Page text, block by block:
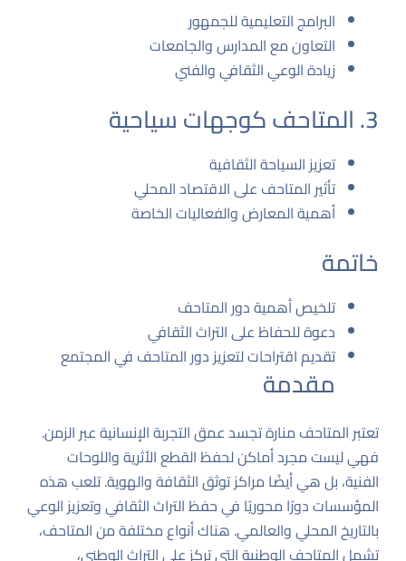
البرامج التعليمية للجمهور
التعاون مع المدارس والجامعات
زيادة الوعي الثقافي والفني
3. المتاحف كوجهات سياحية
تعزيز السياحة الثقافية
تأثير المتاحف على الاقتصاد المحلي
أهمية المعارض والفعاليات الخاصة
خاتمة
تلخيص أهمية دور المتاحف
دعوة للحفاظ على التراث الثقافي
تقديم اقتراحات لتعزيز دور المتاحف في المجتمع
مقدمة
تعتبر المتاحف منارة تجسد عمق التجربة الإنسانية عبر الزمن.
فهي ليست مجرد أماكن لحفظ القطع الأثرية واللوحات
الفنية، بل هي أيضًا مراكز توثق الثقافة والهوية. تلعب هذه
المؤسسات دورًا محوريًا في حفظ التراث الثقافي وتعزيز الوعي
بالتاريخ المحلي والعالمي. هناك أنواع مختلفة من المتاحف،
تشمل المتاحف الوطنية التي تركز على التراث الوطني،